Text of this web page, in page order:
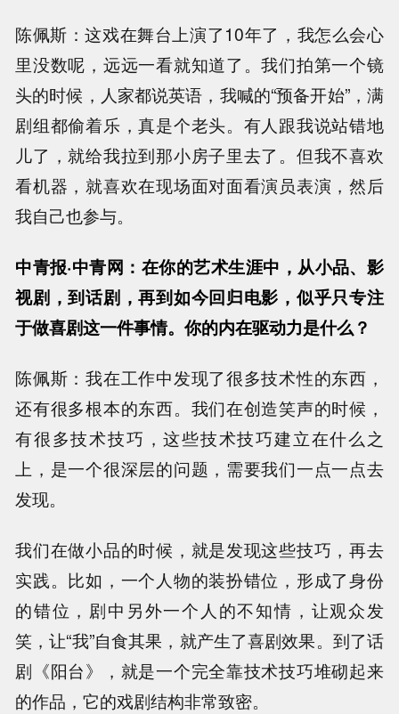
陈佩斯：这戏在舞台上演了10年了，我怎么会心
里没数呢，远远一看就知道了。我们拍第一个镜
头的时候，人家都说英语，我喊的“预备开始”，满
剧组都偷着乐，真是个老头。有人跟我说站错地
儿了，就给我拉到那小房子里去了。但我不喜欢
看机器，就喜欢在现场面对面看演员表演，然后
我自己也参与。
中青报·中青网：在你的艺术生涯中，从小品、影
视剧，到话剧，再到如今回归电影，似乎只专注
于做喜剧这一件事情。你的内在驱动力是什么？
陈佩斯：我在工作中发现了很多技术性的东西，
还有很多根本的东西。我们在创造笑声的时候，
有很多技术技巧，这些技术技巧建立在什么之
上，是一个很深层的问题，需要我们一点一点去
发现。
我们在做小品的时候，就是发现这些技巧，再去
实践。比如，一个人物的装扮错位，形成了身份
的错位，剧中另外一个人的不知情，让观众发
笑，让“我”自食其果，就产生了喜剧效果。到了话
剧《阳台》，就是一个完全靠技术技巧堆砌起来
的作品，它的戏剧结构非常致密。